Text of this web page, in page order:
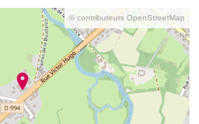
© contributeurs OpenStreetMap